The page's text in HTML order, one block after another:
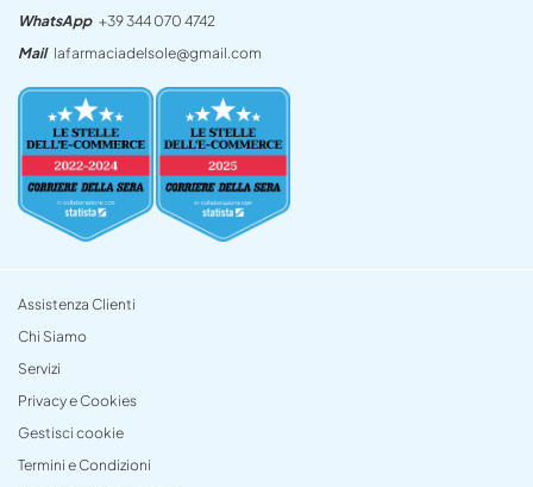
WhatsApp +39 344 070 4742
Mail lafarmaciadelsole@gmail.com
Assistenza Clienti
Chi Siamo
Servizi
Privacy e Cookies
Gestisci cookie
Termini e Condizioni